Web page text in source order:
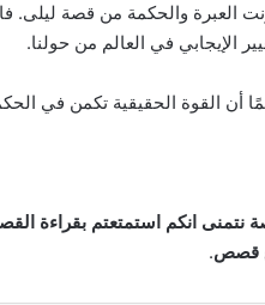
العبرة والحكمة من قصة ليلى.
الإيجابي في العالم من حولنا.
أن القوة الحقيقية تكمن في
نتمنى انكم استمتعتم بقراءة
قصص.